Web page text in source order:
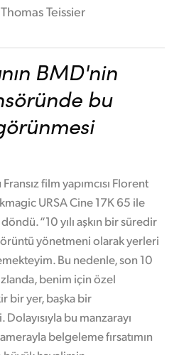
Teissier
BMD'nin
bu
film yapımcısı Florent
URSA Cine 17K 65 ile
“10 yılı aşkın bir süredir
yönetmeni olarak yerleri
Bu nedenle, son 10
benim için özel
bir yer, başka bir
bu manzarayı
belgeleme fırsatımın